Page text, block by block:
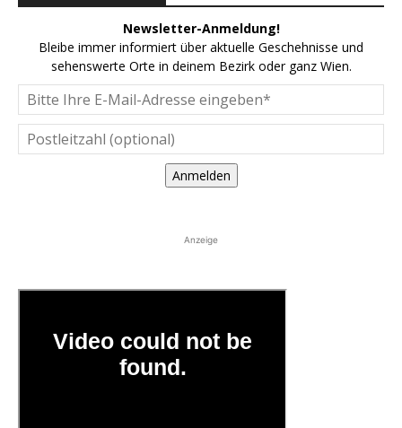
Newsletter-Anmeldung!
Bleibe immer informiert über aktuelle Geschehnisse und
sehenswerte Orte in deinem Bezirk oder ganz Wien.
Anmelden
Anzeige